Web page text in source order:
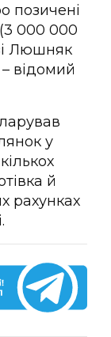
позичені
000 000
Люшняк
відомий
у
й
рахунках